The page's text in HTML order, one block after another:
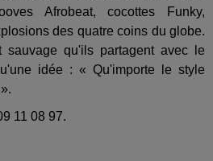
Afrobeat, cocottes Funky,
des quatre coins du globe.
sauvage qu'ils partagent avec le
idée : « Qu'importe le style
11 08 97.